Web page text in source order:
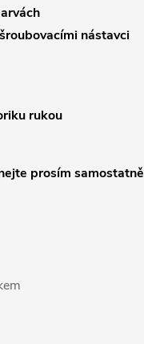
nástavci
rukou
prosím samostatně